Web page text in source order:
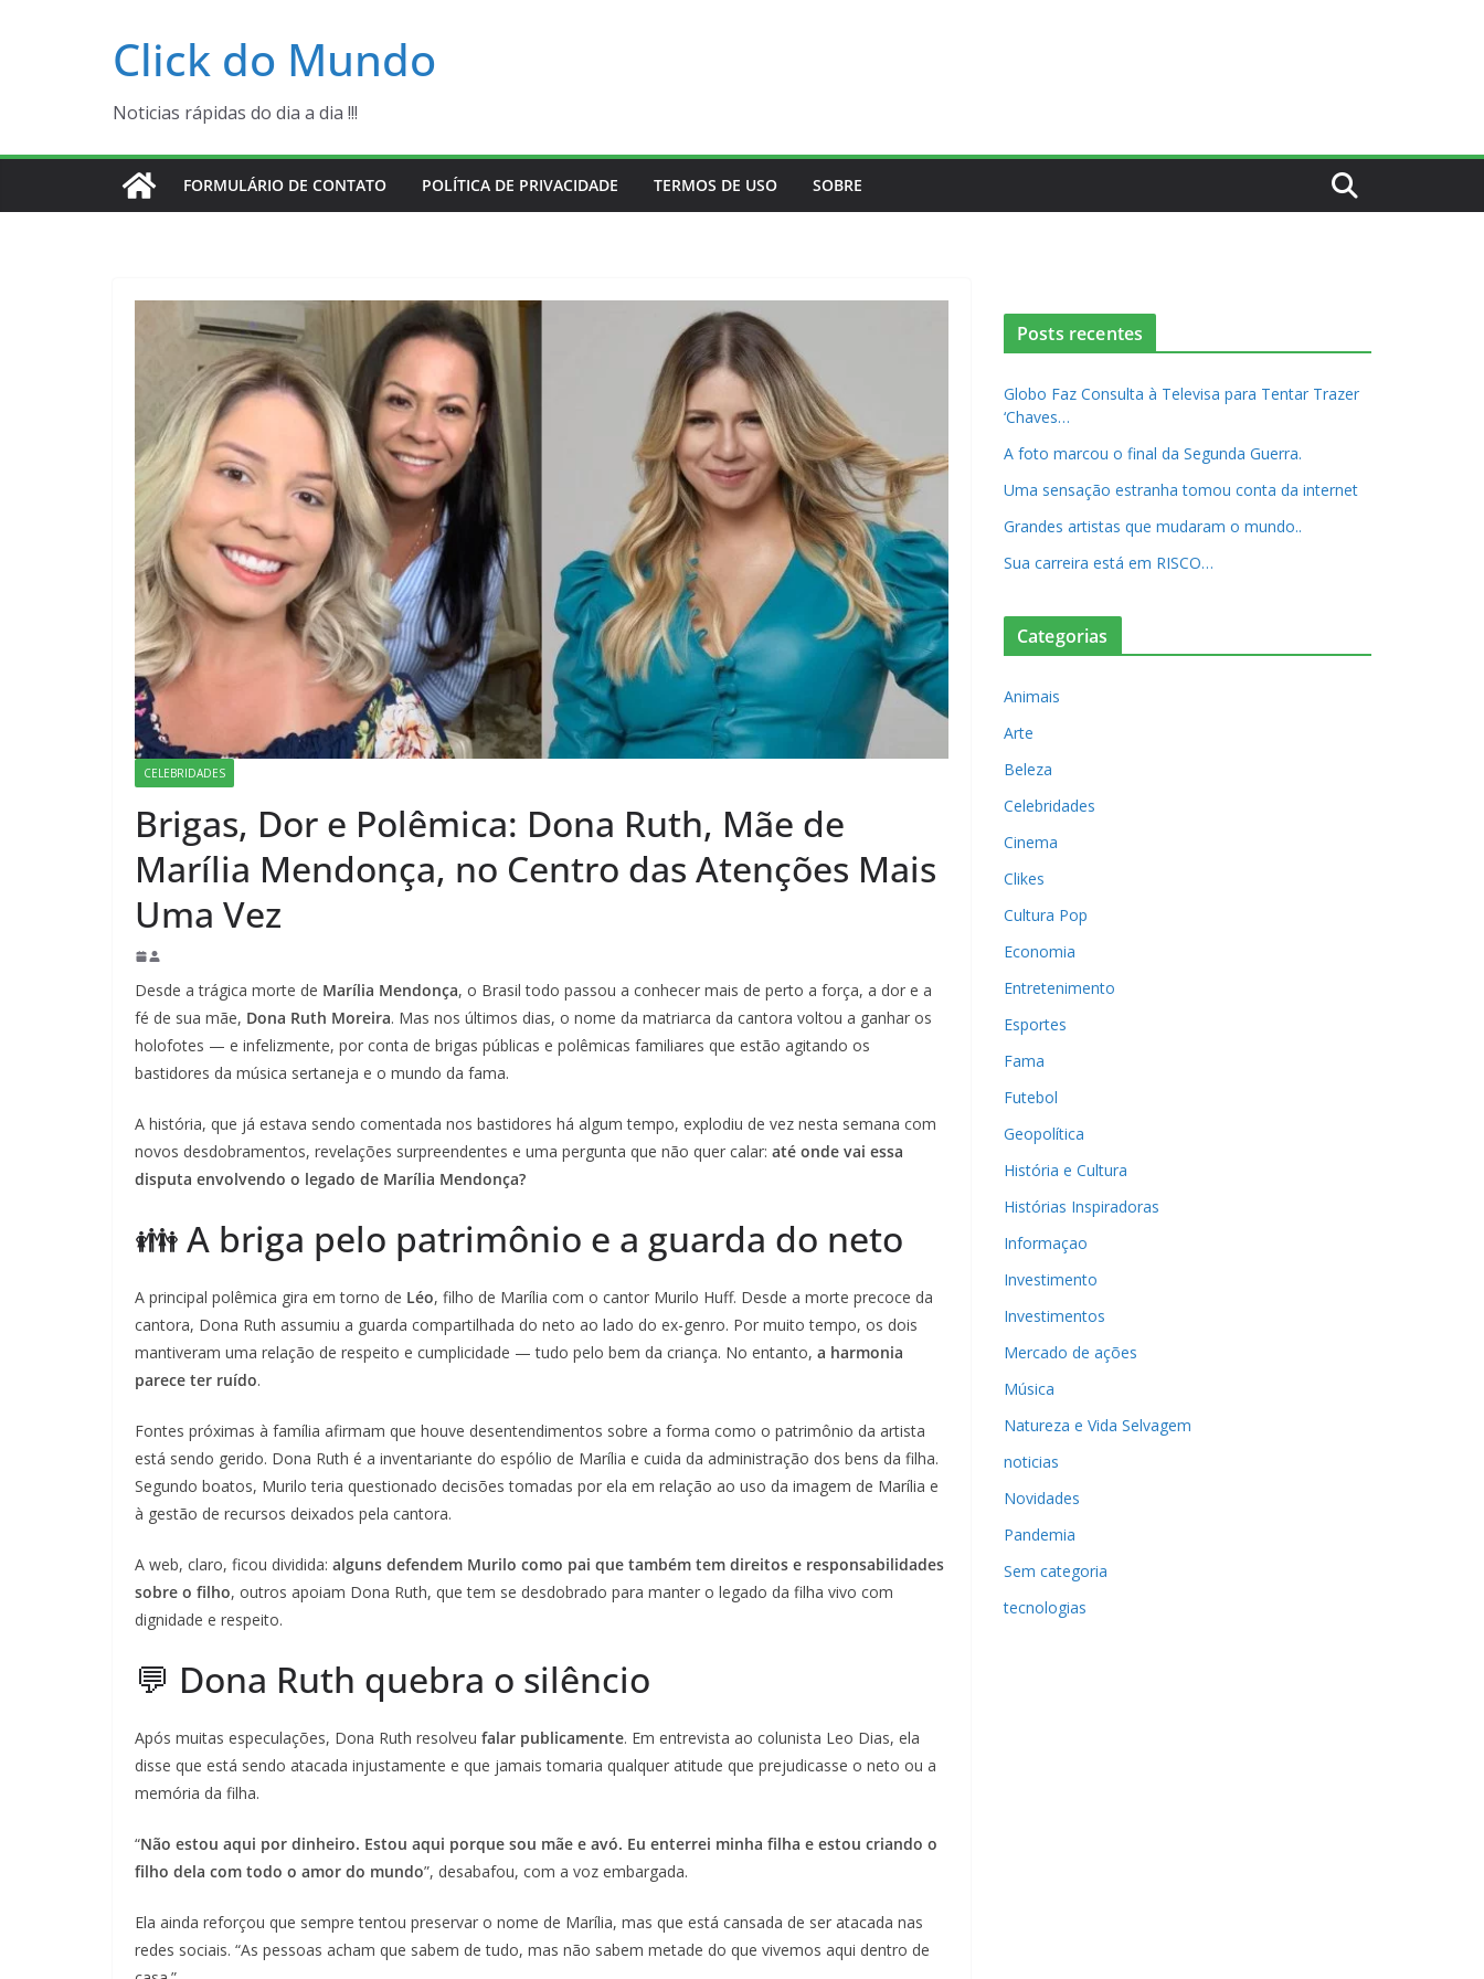
Click do Mundo
Noticias rápidas do dia a dia !!!
FORMULÁRIO DE CONTATO POLÍTICA DE PRIVACIDADE TERMOS DE USO SOBRE
CELEBRIDADES
Brigas, Dor e Polêmica: Dona Ruth, Mãe de
Marília Mendonça, no Centro das Atenções Mais
Uma Vez
Desde a trágica morte de Marília Mendonça, o Brasil todo passou a conhecer mais de perto a força, a dor e a
fé de sua mãe, Dona Ruth Moreira. Mas nos últimos dias, o nome da matriarca da cantora voltou a ganhar os
holofotes — e infelizmente, por conta de brigas públicas e polêmicas familiares que estão agitando os
bastidores da música sertaneja e o mundo da fama.
A história, que já estava sendo comentada nos bastidores há algum tempo, explodiu de vez nesta semana com
novos desdobramentos, revelações surpreendentes e uma pergunta que não quer calar: até onde vai essa
disputa envolvendo o legado de Marília Mendonça?
👪 A briga pelo patrimônio e a guarda do neto
A principal polêmica gira em torno de Léo, filho de Marília com o cantor Murilo Huff. Desde a morte precoce da
cantora, Dona Ruth assumiu a guarda compartilhada do neto ao lado do ex-genro. Por muito tempo, os dois
mantiveram uma relação de respeito e cumplicidade — tudo pelo bem da criança. No entanto, a harmonia
parece ter ruído.
Fontes próximas à família afirmam que houve desentendimentos sobre a forma como o patrimônio da artista
está sendo gerido. Dona Ruth é a inventariante do espólio de Marília e cuida da administração dos bens da filha.
Segundo boatos, Murilo teria questionado decisões tomadas por ela em relação ao uso da imagem de Marília e
à gestão de recursos deixados pela cantora.
A web, claro, ficou dividida: alguns defendem Murilo como pai que também tem direitos e responsabilidades
sobre o filho, outros apoiam Dona Ruth, que tem se desdobrado para manter o legado da filha vivo com
dignidade e respeito.
💬 Dona Ruth quebra o silêncio
Após muitas especulações, Dona Ruth resolveu falar publicamente. Em entrevista ao colunista Leo Dias, ela
disse que está sendo atacada injustamente e que jamais tomaria qualquer atitude que prejudicasse o neto ou a
memória da filha.
“Não estou aqui por dinheiro. Estou aqui porque sou mãe e avó. Eu enterrei minha filha e estou criando o
filho dela com todo o amor do mundo”, desabafou, com a voz embargada.
Ela ainda reforçou que sempre tentou preservar o nome de Marília, mas que está cansada de ser atacada nas
redes sociais. “As pessoas acham que sabem de tudo, mas não sabem metade do que vivemos aqui dentro de
Posts recentes
Globo Faz Consulta à Televisa para Tentar Trazer
‘Chaves…
A foto marcou o final da Segunda Guerra.
Uma sensação estranha tomou conta da internet
Grandes artistas que mudaram o mundo..
Sua carreira está em RISCO…
Categorias
Animais
Arte
Beleza
Celebridades
Cinema
Clikes
Cultura Pop
Economia
Entretenimento
Esportes
Fama
Futebol
Geopolítica
História e Cultura
Histórias Inspiradoras
Informaçao
Investimento
Investimentos
Mercado de ações
Música
Natureza e Vida Selvagem
noticias
Novidades
Pandemia
Sem categoria
tecnologias